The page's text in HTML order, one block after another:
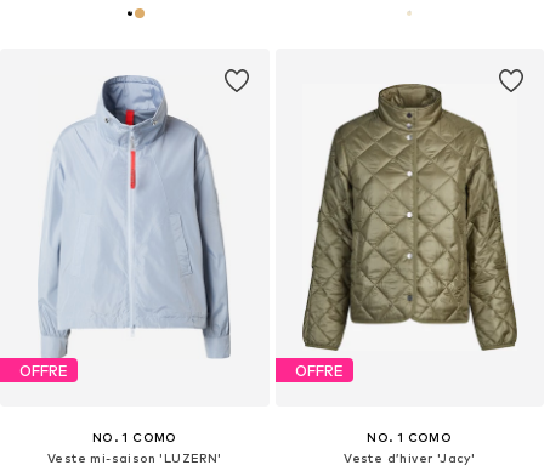
OFFRE
NO. 1 COMO
Veste mi-saison 'LUZERN'
OFFRE
NO. 1 COMO
Veste d’hiver 'Jacy'